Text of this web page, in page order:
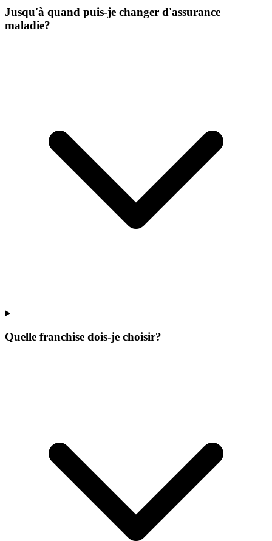
Jusqu'à quand puis-je changer d'assurance
maladie?
Quelle franchise dois-je choisir?